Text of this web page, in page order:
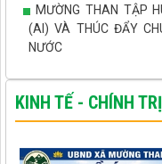
MƯỜNG THAN TẬP
(AI) VÀ THÚC ĐẨY
NƯỚC
MƯỜNG THAN
TRUNG TÂM XÃ
KINH TẾ - CHÍNH TRỊ